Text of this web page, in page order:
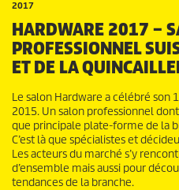
2017
HARDWARE 2017 –
PROFESSIONNEL
ET DE LA
Le salon Hardware a célébré son
2015. Un salon professionnel
que principale plate-forme de la
C’est là que spécialistes et
Les acteurs du marché s’y
d’ensemble mais aussi pour
tendances de la branche.